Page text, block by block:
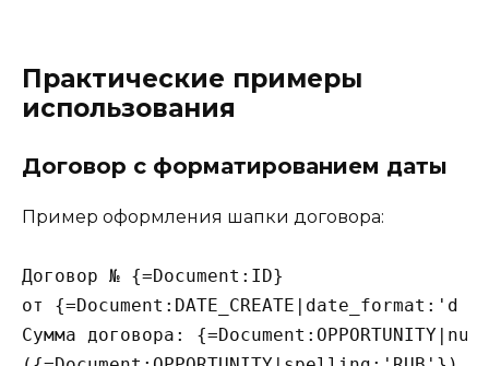
Практические примеры
использования
Договор с форматированием даты
Пример оформления шапки договора:
Договор № {=Document:ID}
от {=Document:DATE_CREATE|date_format:'d
Сумма договора: